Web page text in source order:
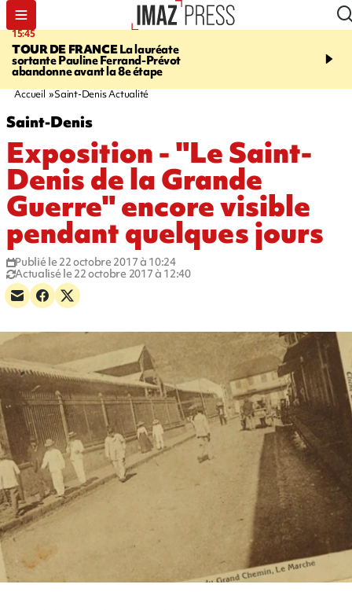
15:45
TOUR DE FRANCELa lauréate
sortante Pauline Ferrand-Prévot
abandonne avant la 8e étape
20:17
routière, concours de
Accueil Saint-Denis Actualité
Saint-Denis
Exposition - "Le Saint-
Denis de la Grande
Guerre" encore visible
pendant quelques jours
Publié le 22 octobre 2017 à 10:24
Actualisé le 22 octobre 2017 à 12:40